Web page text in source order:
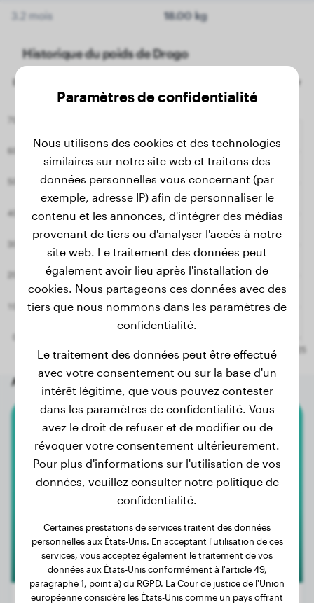
3.2 mois 18.00 kg
Historique du poids de Drogo
Autres chiens aléatoires
Caniche Toy
Cooper
Paramètres de confidentialité
Nous utilisons des cookies et des technologies
similaires sur notre site web et traitons des
données personnelles vous concernant (par
exemple, adresse IP) afin de personnaliser le
contenu et les annonces, d'intégrer des médias
provenant de tiers ou d'analyser l'accès à notre
site web. Le traitement des données peut
également avoir lieu après l'installation de
cookies. Nous partageons ces données avec des
tiers que nous nommons dans les paramètres de
confidentialité.
Le traitement des données peut être effectué
avec votre consentement ou sur la base d'un
intérêt légitime, que vous pouvez contester
dans les paramètres de confidentialité. Vous
avez le droit de refuser et de modifier ou de
révoquer votre consentement ultérieurement.
Pour plus d'informations sur l'utilisation de vos
données, veuillez consulter notre politique de
confidentialité.
Certaines prestations de services traitent des données
personnelles aux États-Unis. En acceptant l'utilisation de ces
services, vous acceptez également le traitement de vos
données aux États-Unis conformément à l'article 49,
paragraphe 1, point a) du RGPD. La Cour de justice de l'Union
européenne considère les États-Unis comme un pays offrant